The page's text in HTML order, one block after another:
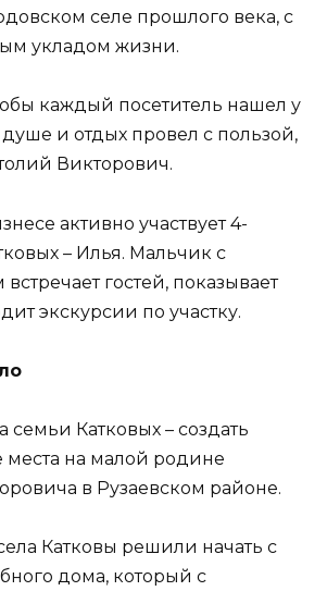
селе прошлого века, с
укладом жизни.
каждый посетитель нашел у
душе и отдых провел с пользой,
Викторович.
активно участвует 4-
– Илья. Мальчик с
гостей, показывает
экскурсии по участку.
семьи Катковых – создать
места на малой родине
в Рузаевском районе.
Катковы решили начать с
дома, который с